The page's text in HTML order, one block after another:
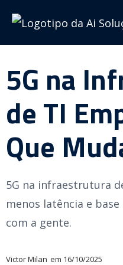
5G na
de TI
Que
5G na infraestrutura
menos latência e
com a gente.
Victor Milan em 16/10/2025